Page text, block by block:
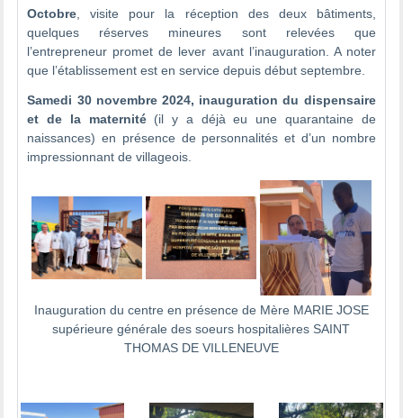
Octobre , visite pour la réception des deux bâtiments,
quelques réserves mineures sont relevées que
l’entrepreneur promet de lever avant l’inauguration. A noter
que l’établissement est en service depuis début septembre.
Samedi 30 novembre 2024, inauguration du dispensaire
et de la maternité(il y a déjà eu une quarantaine de
naissances) en présence de personnalités et d’un nombre
impressionnant de villageois.
Inauguration du centre en présence de Mère MARIE JOSE
supérieure générale des soeurs hospitalières SAINT
THOMAS DE VILLENEUVE